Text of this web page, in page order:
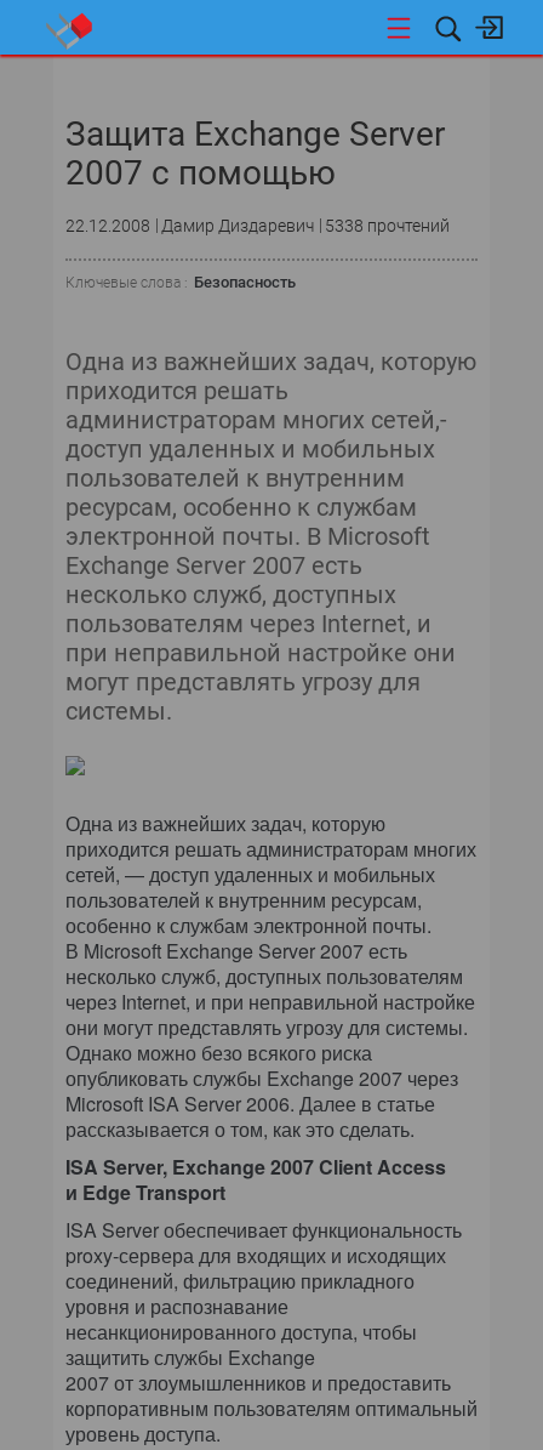
ПОДПИСКА
EXCHANGE & OUTLOOK
OFFICE SYSTEM
WINDOWS ИЗНУТРИ
Защита Exchange Server
2007 с помощью
22.12.2008 Дамир Диздаревич 5338 прочтений
Ключевые слова : Безопасность
Одна из важнейших задач, которую
приходится решать
администраторам многих сетей,-
доступ удаленных и мобильных
пользователей к внутренним
ресурсам, особенно к службам
электронной почты. В Microsoft
Exchange Server 2007 есть
несколько служб, доступных
пользователям через Internet, и
при неправильной настройке они
могут представлять угрозу для
системы.
Одна из важнейших задач, которую
приходится решать администраторам многих
сетей, — доступ удаленных и мобильных
пользователей к внутренним ресурсам,
особенно к службам электронной почты.
В Microsoft Exchange Server 2007 есть
несколько служб, доступных пользователям
через Internet, и при неправильной настройке
они могут представлять угрозу для системы.
Однако можно безо всякого риска
опубликовать службы Exchange 2007 через
Microsoft ISA Server 2006. Далее в статье
рассказывается о том, как это сделать.
ISA Server, Exchange 2007 Client Access
и Edge Transport
ISA Server обеспечивает функциональность
proxy-сервера для входящих и исходящих
соединений, фильтрацию прикладного
уровня и распознавание
несанкционированного доступа, чтобы
защитить службы Exchange
2007 от злоумышленников и предоставить
корпоративным пользователям оптимальный
уровень доступа.